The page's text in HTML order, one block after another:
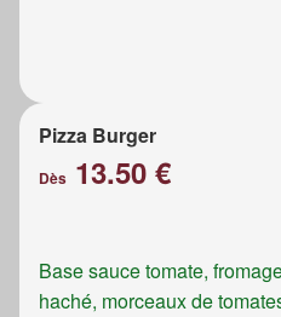
Pizza Burger
Dès 13.50 €
Base sauce tomate,
haché, morceaux de